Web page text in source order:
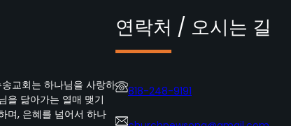
교회는 하나님을 사랑하
을 닮아가는 열매 맺기
며, 은혜를 넘어서 하나
연락처 / 오시는 길
818-248-9191